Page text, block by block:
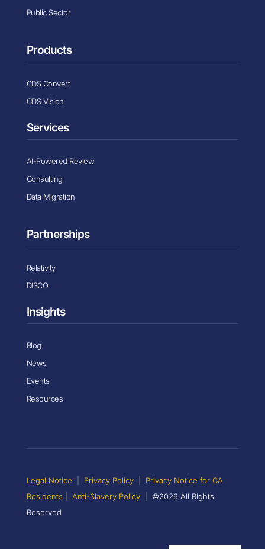
Public Sector
Products
CDS Convert
CDS Vision
Services
AI-Powered Review
Consulting
Data Migration
Partnerships
Relativity
DISCO
Insights
Blog
News
Events
Resources
Legal Notice Privacy Policy
Privacy Notice for CA
Residents
Anti-Slavery Policy
©2026 All Rights
Reserved